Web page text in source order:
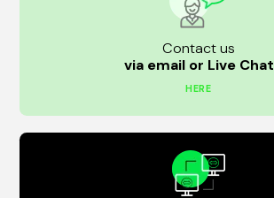
Contact us
via email or Live Chat
HERE